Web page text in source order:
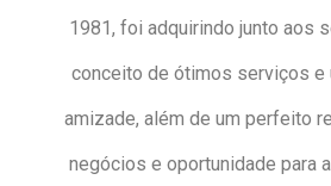
1981, foi adquirindo junto aos
conceito de ótimos serviços e
amizade, além de um perfeito
negócios e oportunidade para